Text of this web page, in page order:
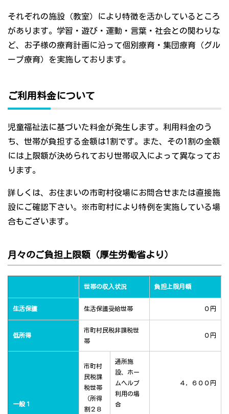
それぞれの施設（教室）により特徴を活かしているところ
があります。学習・遊び・運動・言葉・社会との関わりな
ど、お子様の療育計画に沿って個別療育・集団療育（グル
ープ療育）を実施しております。
ご利用料金について
児童福祉法に基づいた料金が発生します。利用料金のう
ち、世帯が負担する金額は1割です。また、その1割の金額
には上限額が決められており世帯収入によって異なってお
ります。
詳しくは、お住まいの市町村役場にお問合せまたは直接施
設にご確認下さい。※市町村により特例を実施している場
合もございます。
月々のご負担上限額（厚生労働省より）
世帯の収入状況 負担上限月額
生活保護 生活保護受給世帯 ０円
低所得
市町村民税非課税世
帯
０円
一般１
市町村
民税課
税世帯
（所得
割２８
通所施
設、ホー
ムヘルプ
利用の場
合
４，６００円